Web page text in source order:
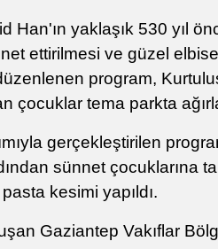
Han'ın yaklaşık 530 yıl
ettirilmesi ve güzel
program,
çocuklar tema parkta
gerçekleştirilen
sünnet çocuklarına
kesimi yapıldı.
Gaziantep Vakıflar